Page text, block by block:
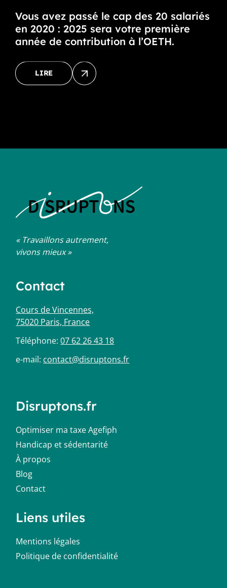
Vous avez passé le cap des 20 salariés
en 2020 : 2025 sera votre première
année de contribution à l’OETH.
LIRE
« Travaillons autrement,
vivons mieux »
Contact
Cours de Vincennes,
75020 Paris, France
Téléphone:07 62 26 43 18
e-mail: contact@disruptons.fr
Disruptons.fr
Optimiser ma taxe Agefiph
Handicap et sédentarité
À propos
Blog
Contact
Liens utiles
Mentions légales
Politique de confidentialité